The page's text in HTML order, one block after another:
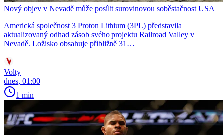
Nový objev v Nevadě může posílit surovinovou soběstačnost USA
Americká společnost 3 Proton Lithium (3PL) představila
aktualizovaný odhad zásob svého projektu Railroad Valley v
Nevadě. Ložisko obsahuje přibližně 31…
Volty
dnes, 01:00
1 min